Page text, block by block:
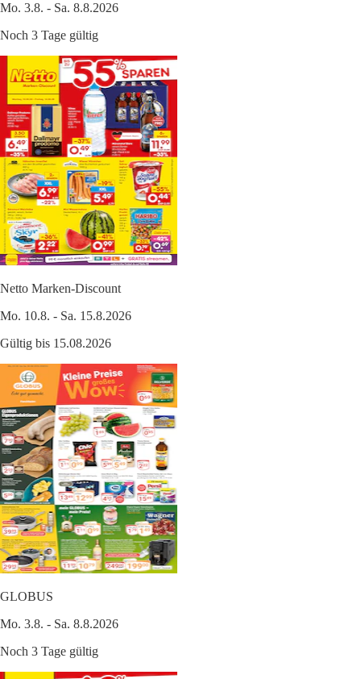
Mo. 3.8. - Sa. 8.8.2026
Noch 3 Tage gültig
Netto Marken-Discount
Mo. 10.8. - Sa. 15.8.2026
Gültig bis 15.08.2026
GLOBUS
Mo. 3.8. - Sa. 8.8.2026
Noch 3 Tage gültig